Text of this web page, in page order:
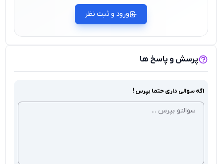
ورود و ثبت نظر
پرسش و پاسخ ها
اگه سوالی داری حتما بپرس !